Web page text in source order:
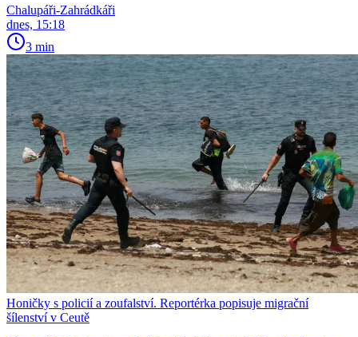
Chalupáři-Zahrádkáři
dnes, 15:18
3 min
Honičky s policií a zoufalství. Reportérka popisuje migrační
šílenství v Ceutě